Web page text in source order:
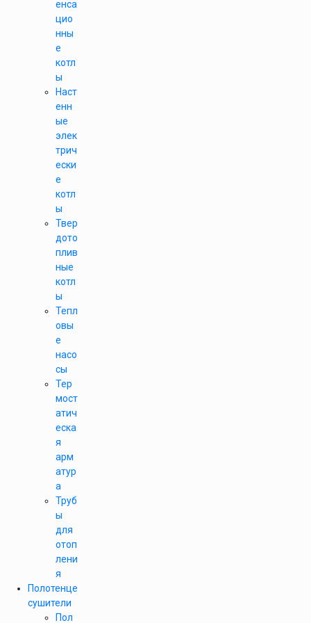
енса
цио
нны
е
котл
ы
Наст
енн
ые
элек
трич
ески
е
котл
ы
Твер
дото
плив
ные
котл
ы
Тепл
овы
е
насо
сы
Тер
мост
атич
еска
я
арм
атур
а
Труб
ы
для
отоп
лени
я
Полотенце
сушители
Пол